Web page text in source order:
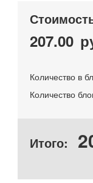
207.00
Количество в
Количество
Итого: